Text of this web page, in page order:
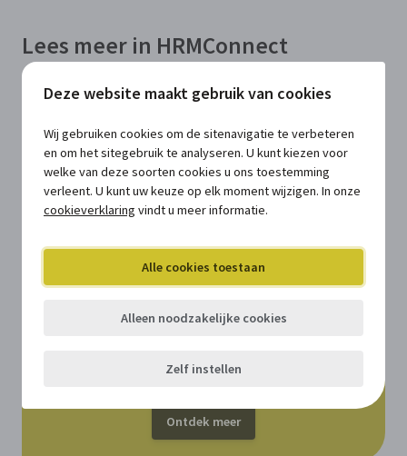
Deze website maakt gebruik van cookies
Wij gebruiken cookies om de sitenavigatie te verbeteren
en om het sitegebruik te analyseren. U kunt kiezen voor
welke van deze soorten cookies u ons toestemming
verleent. U kunt uw keuze op elk moment wijzigen. In onze
cookieverklaring vindt u meer informatie.
Alle cookies toestaan
Alleen noodzakelijke cookies
Zelf instellen
Lees meer in HRMConnect
Overschrijding van de spilindex: nieuwe
bedragen voor vergoedingen en lonen
vanaf 1 maart 2026
Maak kennis met HRMConnect.
Ontdek meer